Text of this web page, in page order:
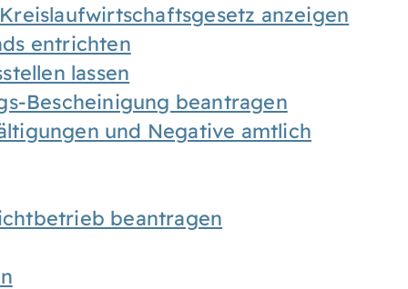
anzeigen
entrichten
lassen
Bescheinigung beantragen
und Negative amtlich
beantragen